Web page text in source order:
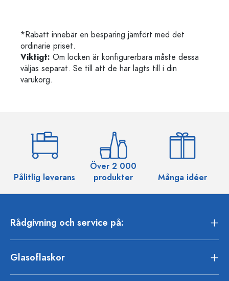
*Rabatt innebär en besparing jämfört med det
ordinarie priset.
Viktigt: Om locken är konfigurerbara måste dessa
väljas separat. Se till att de har lagts till i din
varukorg.
Pålitlig leverans
Över 2 000
produkter
Många idéer
Rådgivning och service på:
Glasoflaskor